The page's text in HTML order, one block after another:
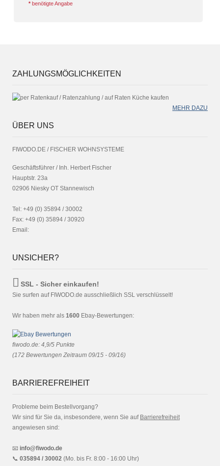
* benötigte Angabe
ZAHLUNGSMÖGLICHKEITEN
MEHR DAZU
ÜBER UNS
FIWODO.DE / FISCHER WOHNSYSTEME
Geschäftsführer / Inh. Herbert Fischer
Hauptstr. 23a
02906 Niesky OT Stannewisch
Tel: +49 (0) 35894 / 30002
Fax: +49 (0) 35894 / 30920
Email:
UNSICHER?
SSL - Sicher einkaufen!
Sie surfen auf FIWODO.de ausschließlich SSL verschlüsselt!
Wir haben mehr als 1600 Ebay-Bewertungen:
fiwodo.de: 4,9/5 Punkte
(172 Bewertungen Zeitraum 09/15 - 09/16)
BARRIEREFREIHEIT
Probleme beim Bestellvorgang?
Wir sind für Sie da, insbesondere, wenn Sie auf Barrierefreiheit
angewiesen sind:
📧 info@fiwodo.de
📞 035894 / 30002 (Mo. bis Fr. 8:00 - 16:00 Uhr)